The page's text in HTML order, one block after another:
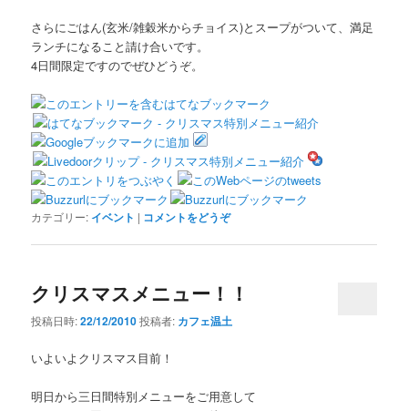
さらにごはん(玄米/雑穀米からチョイス)とスープがついて、満足
ランチになること請け合いです。
4日間限定ですのでぜひどうぞ。
カテゴリー: イベント | コメントをどうぞ
クリスマスメニュー！！
投稿日時:22/12/2010投稿者: カフェ温土
いよいよクリスマス目前！
明日から三日間特別メニューをご用意して